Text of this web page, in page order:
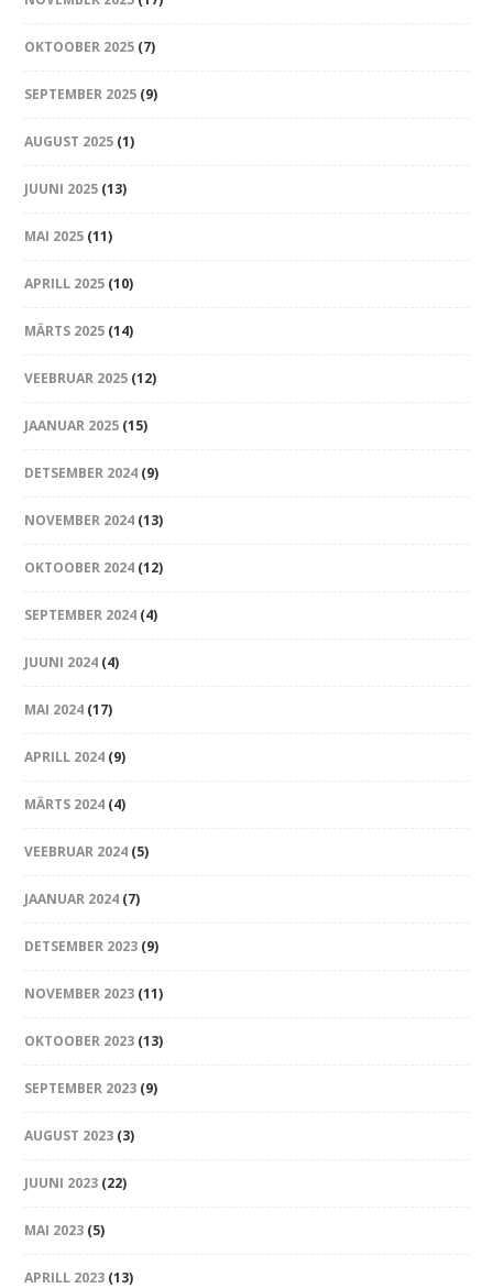
OKTOOBER 2025 (7)
SEPTEMBER 2025 (9)
AUGUST 2025 (1)
JUUNI 2025 (13)
MAI 2025 (11)
APRILL 2025 (10)
MÄRTS 2025 (14)
VEEBRUAR 2025 (12)
JAANUAR 2025 (15)
DETSEMBER 2024 (9)
NOVEMBER 2024 (13)
OKTOOBER 2024 (12)
SEPTEMBER 2024 (4)
JUUNI 2024 (4)
MAI 2024 (17)
APRILL 2024 (9)
MÄRTS 2024 (4)
VEEBRUAR 2024 (5)
JAANUAR 2024 (7)
DETSEMBER 2023 (9)
NOVEMBER 2023 (11)
OKTOOBER 2023 (13)
SEPTEMBER 2023 (9)
AUGUST 2023 (3)
JUUNI 2023 (22)
MAI 2023 (5)
APRILL 2023 (13)